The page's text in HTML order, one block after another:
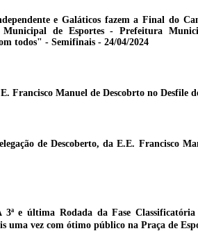
e Galáticos fazem a Final do
Municipal de Esportes - Prefeitura
todos" - Semifinais - 24/04/2024
Francisco Manuel de Descobrto no Desfile
de Descoberto, da E.E. Francisco
3ª e última Rodada da Fase
uma vez com ótimo público na Praça de